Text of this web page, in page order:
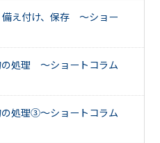
備え付け、保存 ～ショー
の処理 ～ショートコラム
処理③～ショートコラム